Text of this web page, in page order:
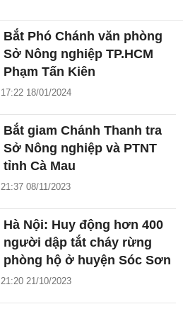
Bắt Phó Chánh văn phòng
Sở Nông nghiệp TP.HCM
Phạm Tấn Kiên
17:22 18/01/2024
Bắt giam Chánh Thanh tra
Sở Nông nghiệp và PTNT
tỉnh Cà Mau
21:37 08/11/2023
Hà Nội: Huy động hơn 400
người dập tắt cháy rừng
phòng hộ ở huyện Sóc Sơn
21:20 21/10/2023